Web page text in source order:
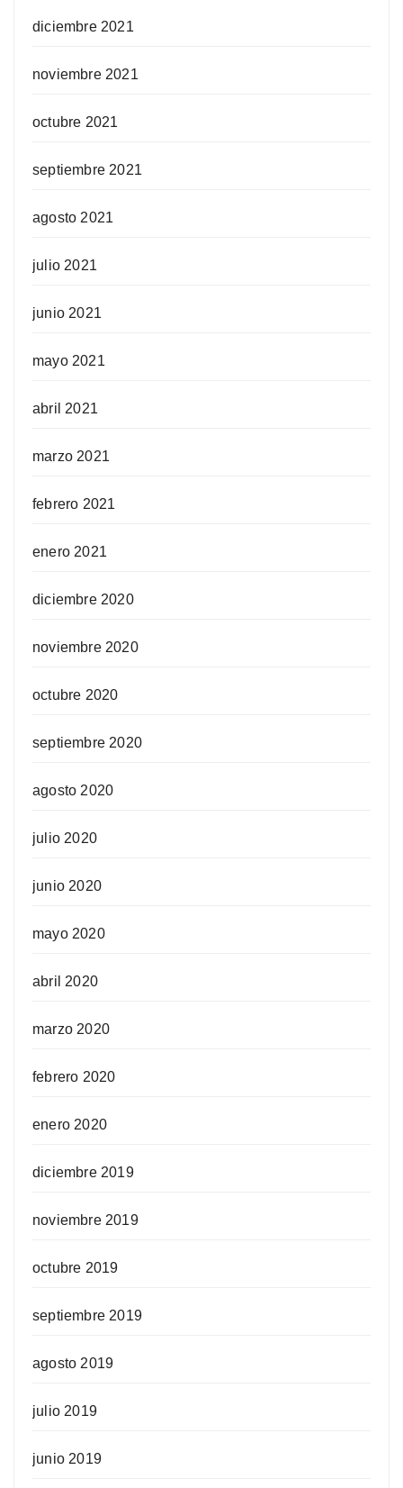
diciembre 2021
noviembre 2021
octubre 2021
septiembre 2021
agosto 2021
julio 2021
junio 2021
mayo 2021
abril 2021
marzo 2021
febrero 2021
enero 2021
diciembre 2020
noviembre 2020
octubre 2020
septiembre 2020
agosto 2020
julio 2020
junio 2020
mayo 2020
abril 2020
marzo 2020
febrero 2020
enero 2020
diciembre 2019
noviembre 2019
octubre 2019
septiembre 2019
agosto 2019
julio 2019
junio 2019